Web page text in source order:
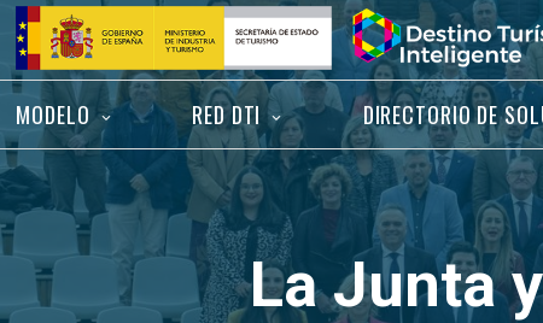
Saltar
contenido
Inicio
MODELO RED DTI DIRECTORIO DE
La Junta